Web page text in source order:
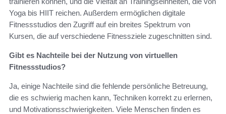
Yoga bis HIIT reichen. Außerdem ermöglichen digitale
Fitnessstudios den Zugriff auf ein breites Spektrum von
Kursen, die auf verschiedene Fitnessziele zugeschnitten sind.
Gibt es Nachteile bei der Nutzung von virtuellen
Fitnessstudios?
Ja, einige Nachteile sind die fehlende persönliche Betreuung,
die es schwierig machen kann, Techniken korrekt zu erlernen,
und Motivationsschwierigkeiten. Viele Menschen finden es